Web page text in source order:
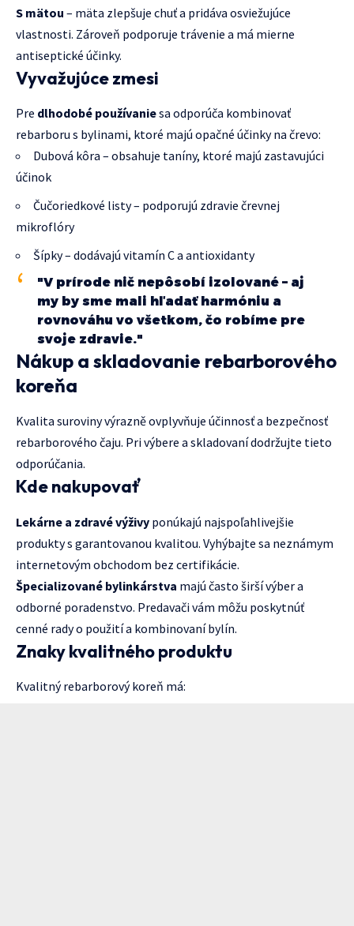
S mätou – mäta zlepšuje chuť a pridáva osviežujúce
vlastnosti. Zároveň podporuje trávenie a má mierne
antiseptické účinky.
Vyvažujúce zmesi
Pre dlhodobé používaniesa odporúča kombinovať
rebarboru s bylinami, ktoré majú opačné účinky na črevo:
Dubová kôra – obsahuje taníny, ktoré majú zastavujúci
účinok
Čučoriedkové listy – podporujú zdravie črevnej
mikroflóry
Šípky – dodávajú vitamín C a antioxidanty
"V prírode nič nepôsobí izolované – aj
my by sme mali hľadať harmóniu a
rovnováhu vo všetkom, čo robíme pre
svoje zdravie."
Nákup a skladovanie rebarborového
koreňa
Kvalita suroviny výrazně ovplyvňuje účinnosť a bezpečnosť
rebarborového čaju. Pri výbere a skladovaní dodržujte tieto
odporúčania.
Kde nakupovať
Lekárne a zdravé výživy ponúkajú najspoľahlivejšie
produkty s garantovanou kvalitou. Vyhýbajte sa neznámym
internetovým obchodom bez certifikácie.
Špecializované bylinkárstva majú často širší výber a
odborné poradenstvo. Predavači vám môžu poskytnúť
cenné rady o použití a kombinovaní bylín.
Znaky kvalitného produktu
Kvalitný rebarborový koreň má: